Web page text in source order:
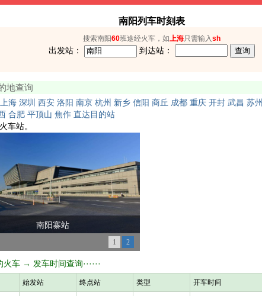
南阳列车时刻表
搜索南阳60班途经火车，如上海只需输入sh
出发站： 到达站：
地查询
上海 深圳 西安 洛阳 南京 杭州 新乡 信阳 商丘 成都 重庆 开封 武昌 苏州
合肥 平顶山 焦作 直达目的站
车站。
南阳寨站
1 2
火车 → 发车时间查询······
始发站 终点站 类型 开车时间